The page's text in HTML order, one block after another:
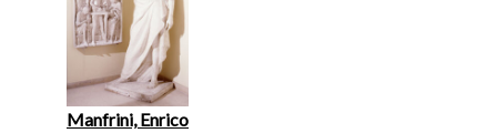
Manfrini, Enrico